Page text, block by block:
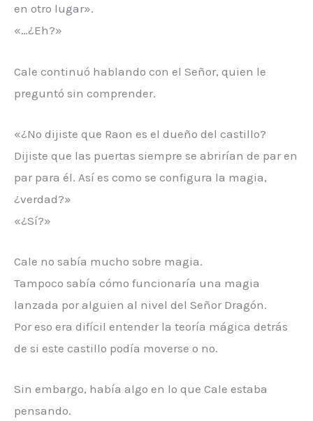
en otro lugar».
«…¿Eh?»
Cale continuó hablando con el Señor, quien le
preguntó sin comprender.
«¿No dijiste que Raon es el dueño del castillo?
Dijiste que las puertas siempre se abrirían de par en
par para él. Así es como se configura la magia,
¿verdad?»
«¿Sí?»
Cale no sabía mucho sobre magia.
Tampoco sabía cómo funcionaría una magia
lanzada por alguien al nivel del Señor Dragón.
Por eso era difícil entender la teoría mágica detrás
de si este castillo podía moverse o no.
Sin embargo, había algo en lo que Cale estaba
pensando.